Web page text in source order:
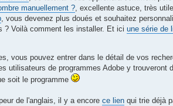
manuellement ?, excellente astuce, très
, vous devenez plus doués et souhaitez
? Voilà comment les installer. Et ici une série de
vous pouvez entrer dans le détail de vos
utilisateurs de programmes Adobe y trouveront
soit le programme
de l'anglais, il y a encore ce lienqui trie déjà